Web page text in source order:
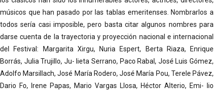
músicos que han pasado por las tablas emeritenses. Nombrarlos a
todos sería casi imposible, pero basta citar algunos nombres para
darse cuenta de la trayectoria y proyección nacional e internacional
del Festival: Margarita Xirgu, Nuria Espert, Berta Riaza, Enrique
Borrás, Julia Trujillo, Ju- lieta Serrano, Paco Rabal, José Luis Gómez,
Adolfo Marsillach, José María Rodero, José María Pou, Terele Pávez,
Dario Fo, Irene Papas, Mario Vargas Llosa, Héctor Alterio, Emi- lio